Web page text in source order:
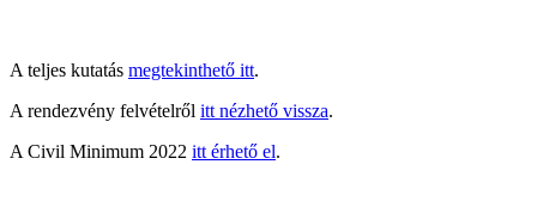
A teljes kutatás megtekinthető itt.
A rendezvény felvételről itt nézhető vissza.
A Civil Minimum 2022 itt érhető el.